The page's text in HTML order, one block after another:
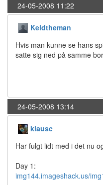
24-05-2008 11:22
Keldtheman
Hvis man kunne se hans
satte sig ned på samme
24-05-2008 13:14
klausc
Har fulgt lidt med i det nu
Day 1:
img144.imageshack.us/